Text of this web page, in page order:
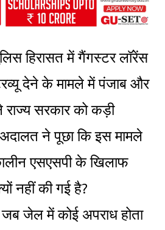
हिरासत में गैंगस्टर लॉरेंस
देने के मामले में पंजाब और
राज्य सरकार को कड़ी
ने पूछा कि इस मामले
एसएसपी के खिलाफ
नहीं की गई है?
जेल में कोई अपराध होता